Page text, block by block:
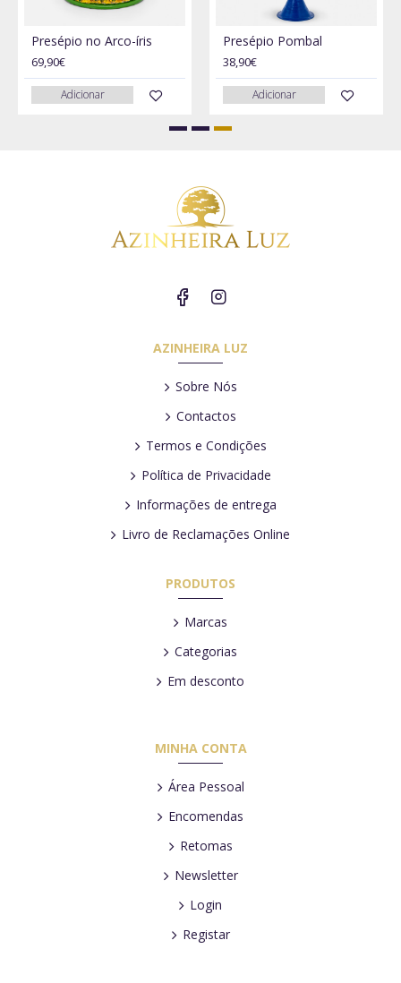
Presépio no Arco-íris
69,90€
Adicionar
Presépio Pombal
38,90€
Adicionar
AZINHEIRA LUZ
Sobre Nós
Contactos
Termos e Condições
Política de Privacidade
Informações de entrega
Livro de Reclamações Online
PRODUTOS
Marcas
Categorias
Em desconto
MINHA CONTA
Área Pessoal
Encomendas
Retomas
Newsletter
Login
Registar